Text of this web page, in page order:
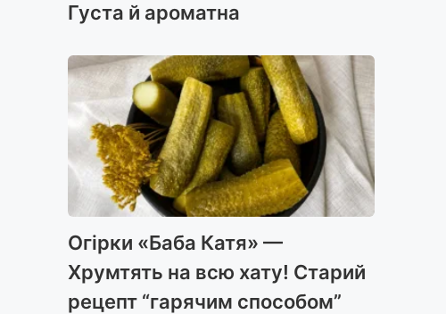
Густа й ароматна
Огірки «Баба Катя» —
Хрумтять на всю хату! Старий
рецепт “гарячим способом”